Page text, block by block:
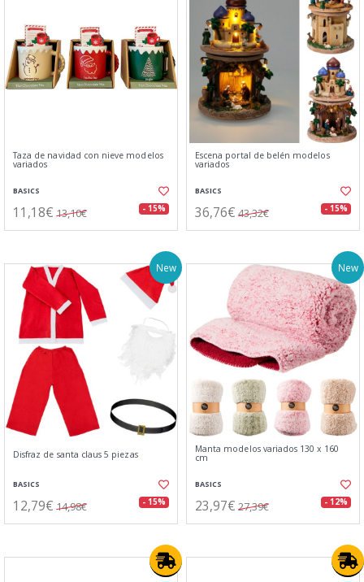
Taza de navidad con nieve modelos
variados
BASICS
11,18€ 13,10€ - 15%
Escena portal de belén modelos
variados
BASICS
36,76€ 43,32€ - 15%
New
Disfraz de santa claus 5 piezas
BASICS
12,79€ 14,98€ - 15%
New
Manta modelos variados 130 x 160
cm
BASICS
23,97€ 27,39€ - 12%